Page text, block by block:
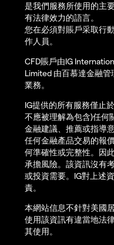
是我們服務所使用的主
有法律效力的語言。
您在必須對賬戶采取行
作人員。
CFD賬戶由IG
Limited 由百慕達金融
業務。
IG提供的所有服務僅止
不應被理解為包含)任何
金融建議、推薦或指導
任何金融產品交易的報
何準確性或完整性。因
承擔風險。該資訊沒有
或投資需要。IG對上述
責。
本網站信息不針對美國
使用該資訊有違當地法
其使用。